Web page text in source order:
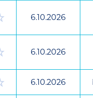
6.10.2026
6.10.2026
6.10.2026